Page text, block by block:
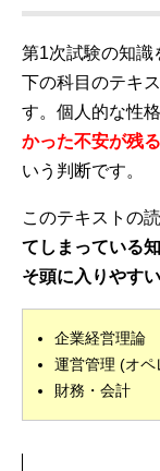
第1次試験の知識
下の科目のテキ
す。個人的な性
かった不安が残
いう判断です。
このテキストの
てしまっている
そ頭に入りやす
企業経営理論
運営管理 (オペ
財務・会計